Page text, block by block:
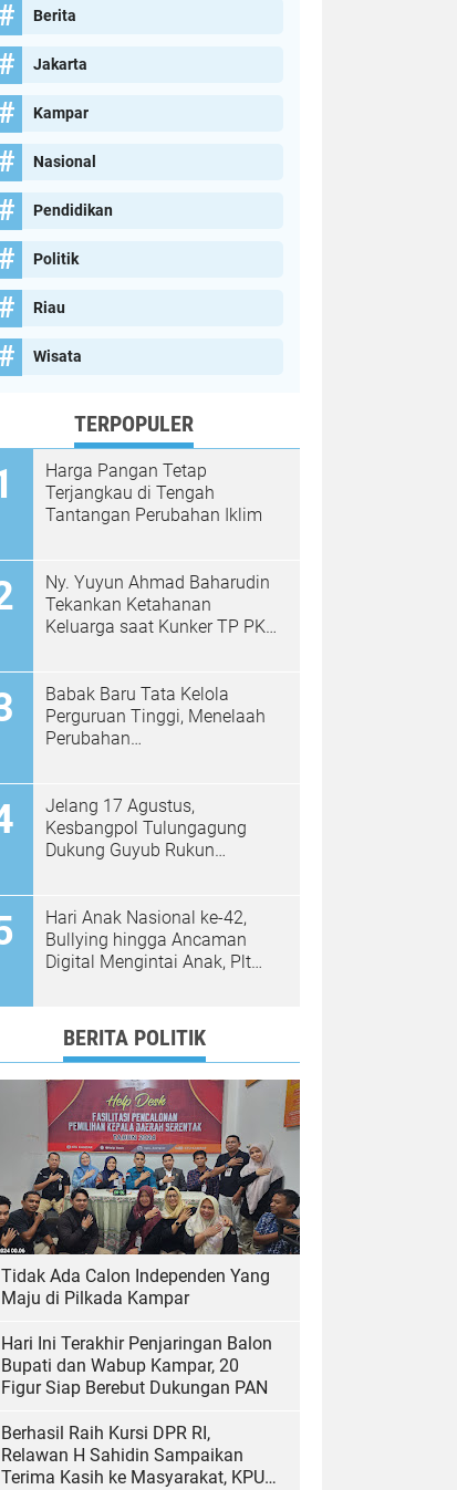
Berita
Jakarta
Kampar
Nasional
Pendidikan
Politik
Riau
Wisata
TERPOPULER
Harga Pangan Tetap
Terjangkau di Tengah
Tantangan Perubahan Iklim
Ny. Yuyun Ahmad Baharudin
Tekankan Ketahanan
Keluarga saat Kunker TP PKK
Babak Baru Tata Kelola
Perguruan Tinggi, Menelaah
Perubahan
Jelang 17 Agustus,
Kesbangpol Tulungagung
Dukung Guyub Rukun
Warga
Hari Anak Nasional ke-42,
Bullying hingga Ancaman
Digital Mengintai Anak, Plt
Ramah Anak
BERITA POLITIK
Tidak Ada Calon Independen Yang
Maju di Pilkada Kampar
Hari Ini Terakhir Penjaringan Balon
Bupati dan Wabup Kampar, 20
Figur Siap Berebut Dukungan PAN
Berhasil Raih Kursi DPR RI,
Relawan H Sahidin Sampaikan
Terima Kasih ke Masyarakat, KPU